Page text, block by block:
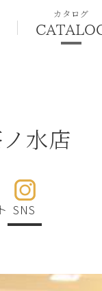
カタログ
水店
SNS